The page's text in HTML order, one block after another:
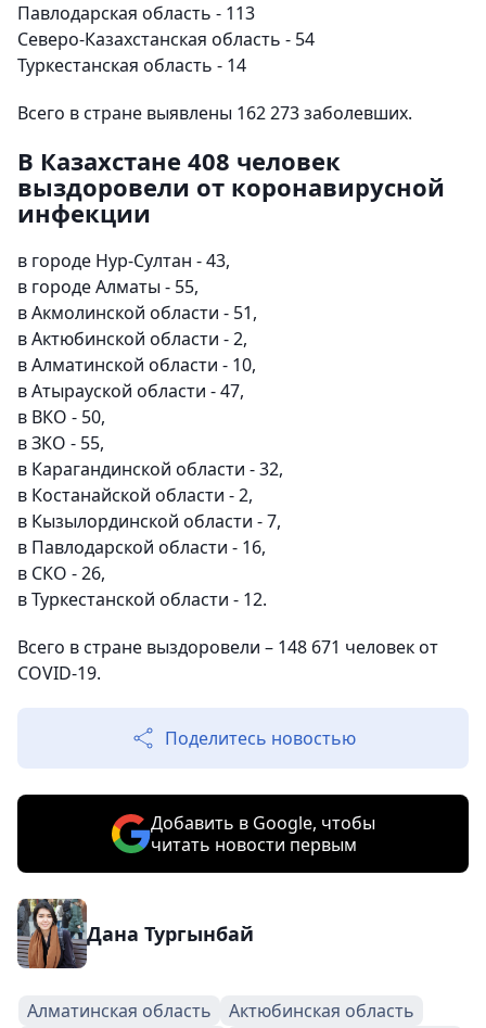
Павлодарская область - 113
Северо-Казахстанская область - 54
Туркестанская область - 14
Всего в стране выявлены 162 273 заболевших.
В Казахстане 408 человек
выздоровели от коронавирусной
инфекции
в городе Нур-Султан - 43,
в городе Алматы - 55,
в Акмолинской области - 51,
в Актюбинской области - 2,
в Алматинской области - 10,
в Атырауской области - 47,
в ВКО - 50,
в ЗКО - 55,
в Карагандинской области - 32,
в Костанайской области - 2,
в Кызылординской области - 7,
в Павлодарской области - 16,
в СКО - 26,
в Туркестанской области - 12.
Всего в стране выздоровели – 148 671 человек от
COVID-19.
Поделитесь новостью
Добавить в Google, чтобы
читать новости первым
Дана Тургынбай
Алматинская область
Актюбинская область